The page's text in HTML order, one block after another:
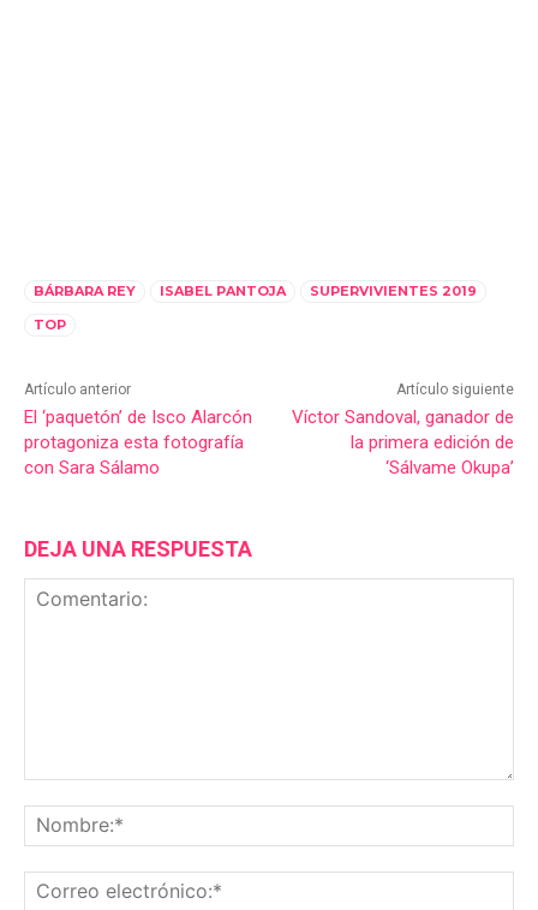
BÁRBARA REY ISABEL PANTOJA
SUPERVIVIENTES 2019
TOP
Artículo anterior
El ‘paquetón’ de Isco Alarcón
protagoniza esta fotografía
con Sara Sálamo
Artículo siguiente
Víctor Sandoval, ganador de
la primera edición de
‘Sálvame Okupa’
DEJA UNA RESPUESTA